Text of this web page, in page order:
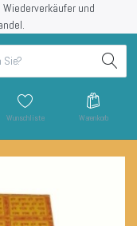
und
Wunschliste Warenkorb